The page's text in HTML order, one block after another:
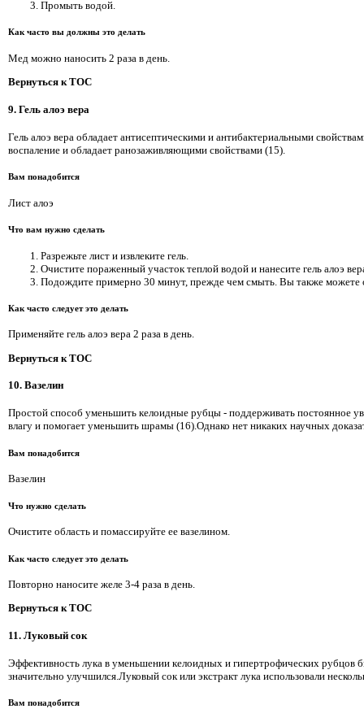
Промыть водой.
Как часто вы должны это делать
Мед можно наносить 2 раза в день.
Вернуться к TOC
9. Гель алоэ вера
Гель алоэ вера обладает антисептическими и антибактериальными
воспаление и обладает ранозаживляющими свойствами (15).
Вам понадобится
Лист алоэ
Что вам нужно сделать
Разрежьте лист и извлеките гель.
Очистите пораженный участок теплой водой и нанесите гель алоэ
Подождите примерно 30 минут, прежде чем смыть. Вы также можете
Как часто следует это делать
Применяйте гель алоэ вера 2 раза в день.
Вернуться к TOC
10. Вазелин
Простой способ уменьшить келоидные рубцы - поддерживать постоянное
влагу и помогает уменьшить шрамы (16).Однако нет никаких научных
Вам понадобится
Вазелин
Что нужно сделать
Очистите область и помассируйте ее вазелином.
Как часто следует это делать
Повторно наносите желе 3-4 раза в день.
Вернуться к TOC
11. Луковый сок
Эффективность лука в уменьшении келоидных и гипертрофических рубцов
значительно улучшился.Луковый сок или экстракт лука использовали
Вам понадобится